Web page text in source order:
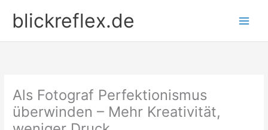
Inhaltblickreflex.de
Als Fotograf Perfektionismus
überwinden – Mehr Kreativität,